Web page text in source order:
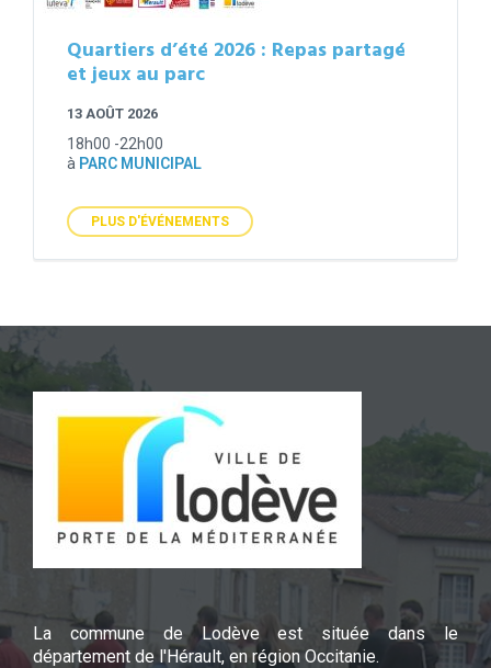
Quartiers d’été 2026 : Repas partagé
et jeux au parc
13 AOÛT 2026
18h00 -22h00
à PARC MUNICIPAL
PLUS D'ÉVÉNEMENTS
La commune de Lodève est située dans le
département de l'Hérault, en région Occitanie.